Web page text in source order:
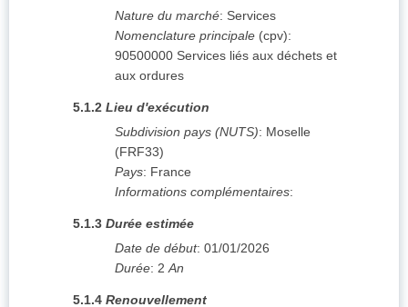
Nature du marché: Services
Nomenclature principale (cpv):
90500000 Services liés aux déchets et
aux ordures
5.1.2 Lieu d'exécution
Subdivision pays (NUTS): Moselle
(FRF33)
Pays: France
Informations complémentaires:
5.1.3 Durée estimée
Date de début: 01/01/2026
Durée: 2 An
5.1.4 Renouvellement